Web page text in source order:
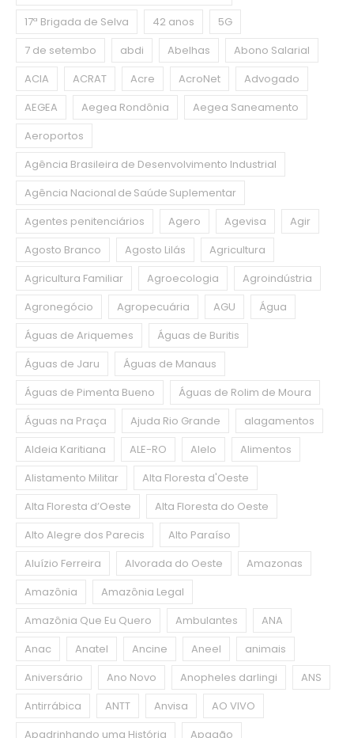
17ª Brigada de Selva
42 anos
5G
7 de setembo
abdi Abelhas
Abono Salarial
ACIA
ACRAT Acre AcroNet
Advogado
AEGEA
Aegea Rondônia
Aegea Saneamento
Aeroportos
Agência Brasileira de Desenvolvimento Industrial
Agência Nacional de Saúde Suplementar
Agentes penitenciários
Agero Agevisa
Agir
Agosto Branco
Agosto Lilás
Agricultura
Agricultura Familiar
Agroecologia
Agroindústria
Agronegócio
Agropecuária AGU
Água
Águas de Ariquemes
Águas de Buritis
Águas de Jaru
Águas de Manaus
Águas de Pimenta Bueno
Águas de Rolim de Moura
Águas na Praça
Ajuda Rio Grande
alagamentos
Aldeia Karitiana
ALE-RO Alelo
Alimentos
Alistamento Militar
Alta Floresta d'Oeste
Alta Floresta d’Oeste
Alta Floresta do Oeste
Alto Alegre dos Parecis
Alto Paraíso
Aluízio Ferreira
Alvorada do Oeste
Amazonas
Amazônia
Amazônia Legal
Amazônia Que Eu Quero
Ambulantes
ANA
Anac
Anatel Ancine Aneel
animais
Aniversário
Ano Novo Anopheles darlingi
ANS
Antirrábica
ANTT Anvisa
AO VIVO
Apadrinhando uma História
Apagão